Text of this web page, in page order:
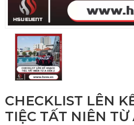
CHECKLIST LÊN
TIỆC TẤT NIÊN